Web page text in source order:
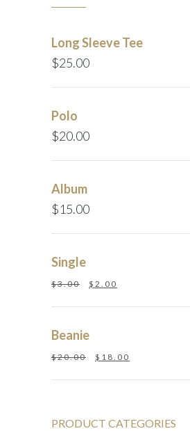
Long Sleeve Tee
$25.00
Polo
$20.00
Album
$15.00
Single
$3.00 $ 2.00
Beanie
$20.00 $ 18.00
PRODUCT CATEGORIES